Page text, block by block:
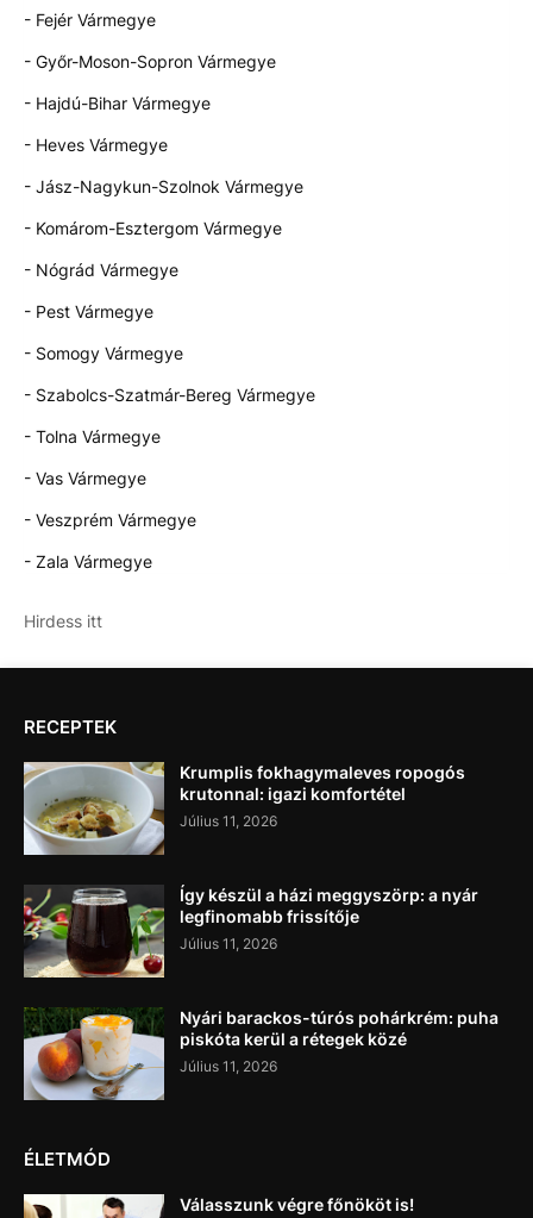
- Fejér Vármegye
- Győr-Moson-Sopron Vármegye
- Hajdú-Bihar Vármegye
- Heves Vármegye
- Jász-Nagykun-Szolnok Vármegye
- Komárom-Esztergom Vármegye
- Nógrád Vármegye
- Pest Vármegye
- Somogy Vármegye
- Szabolcs-Szatmár-Bereg Vármegye
- Tolna Vármegye
- Vas Vármegye
- Veszprém Vármegye
- Zala Vármegye
Hirdess itt
RECEPTEK
Krumplis fokhagymaleves ropogós
krutonnal: igazi komfortétel
Július 11, 2026
Így készül a házi meggyszörp: a nyár
legfinomabb frissítője
Július 11, 2026
Nyári barackos-túrós pohárkrém: puha
piskóta kerül a rétegek közé
Július 11, 2026
ÉLETMÓD
Válasszunk végre főnököt is!